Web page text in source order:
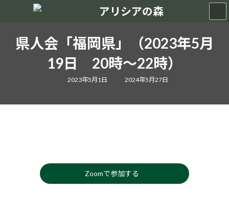
県人会「福岡県」（2023年5月
19日 20時～22時）
2023年5月1日
最
日
2024年5月27日
Zoomで参加する